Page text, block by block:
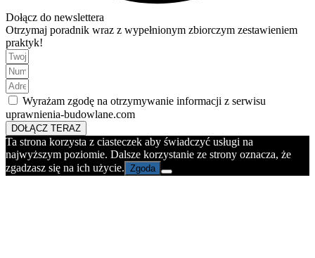
Dołącz do newslettera
Otrzymaj poradnik wraz z wypełnionym zbiorczym zestawieniem
praktyk!
Wyrażam zgodę na otrzymywanie informacji z serwisu
uprawnienia-budowlane.com
DOŁĄCZ TERAZ
Ta strona korzysta z ciasteczek aby świadczyć usługi na
najwyższym poziomie. Dalsze korzystanie ze strony oznacza, że
zgadzasz się na ich użycie. Zgoda